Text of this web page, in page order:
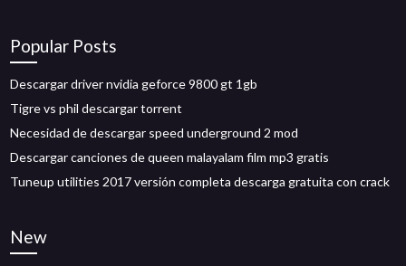
Popular Posts
Descargar driver nvidia geforce 9800 gt 1gb
Tigre vs phil descargar torrent
Necesidad de descargar speed underground 2 mod
Descargar canciones de queen malayalam film mp3 gratis
Tuneup utilities 2017 versión completa descarga gratuita con crack
New